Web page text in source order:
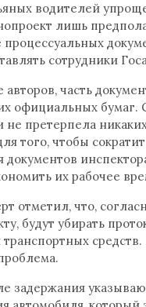
водителей
лишь
сотрудники
авторов, часть
официальных бумаг.
не претерпела
того, чтобы
документов
их рабочее
отметил, что,
будут убирать
средств.
задержания